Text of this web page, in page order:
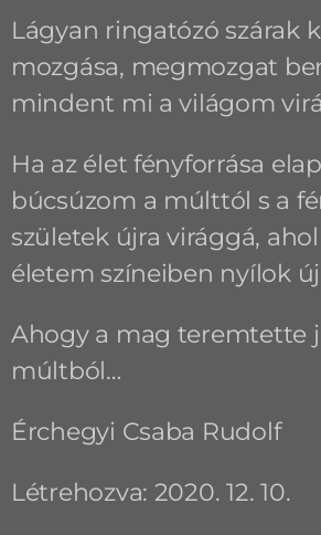
Lágyan ringatózó szárak
mozgása, megmozgat
mindent mi a világom
Ha az élet fényforrása
búcsúzom a múlttól s a
születek újra virággá,
életem színeiben nyílok
Ahogy a mag teremtette
múltból…
Érchegyi Csaba Rudolf
Létrehozva: 2020. 12. 10.